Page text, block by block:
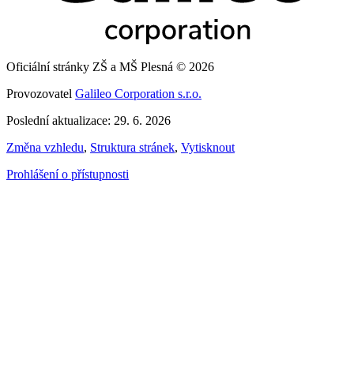
Oficiální stránky ZŠ a MŠ Plesná © 2026
Provozovatel Galileo Corporation s.r.o.
Poslední aktualizace: 29. 6. 2026
Změna vzhledu, Struktura stránek, Vytisknout
Prohlášení o přístupnosti